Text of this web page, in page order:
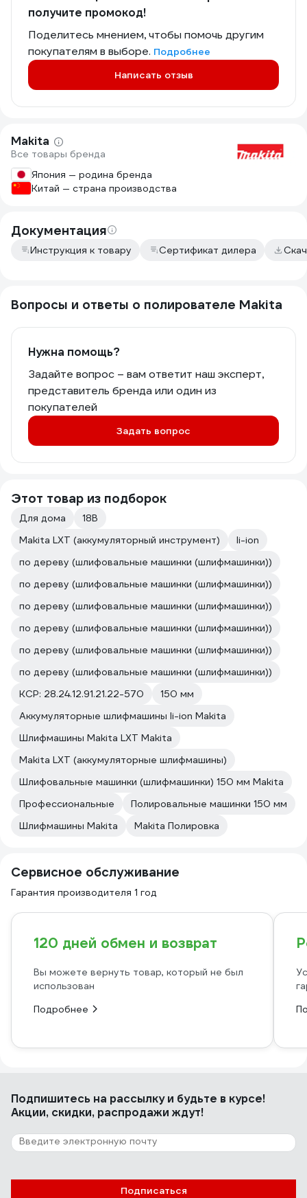
получите промокод!
Поделитесь мнением, чтобы помочь другим
покупателям в выборе. Подробнее
Написать отзыв
Makita
Все товары бренда
Япония — родина бренда
Китай — страна производства
Документация
Инструкция к товару Сертификат дилера
Вопросы и ответы о полирователе Makita
Нужна помощь?
Задайте вопрос – вам ответит наш эксперт,
представитель бренда или один из
покупателей
Задать вопрос
Этот товар из подборок
Для дома
18В
Makita LXT (аккумуляторный инструмент)
li-ion
по дереву (шлифовальные машинки (шлифмашинки))
по дереву (шлифовальные машинки (шлифмашинки))
по дереву (шлифовальные машинки (шлифмашинки))
по дереву (шлифовальные машинки (шлифмашинки))
по дереву (шлифовальные машинки (шлифмашинки))
по дереву (шлифовальные машинки (шлифмашинки))
КСР: 28.24.12.91.21.22-570
150 мм
Аккумуляторные шлифмашины li-ion Makita
Шлифмашины Makita LXT Makita
Makita LXT (аккумуляторные шлифмашины)
Шлифовальные машинки (шлифмашинки) 150 мм Makita
Профессиональные
Полировальные машинки 150 мм
Шлифмашины Makita
Makita Полировка
Сервисное обслуживание
Гарантия производителя 1 год
120 дней обмен и возврат
Вы можете вернуть товар, который не был
использован
Подробнее
Подпишитесь на рассылкуи будьте в курсе!
Акции, скидки, распродажи ждут!
Подписаться